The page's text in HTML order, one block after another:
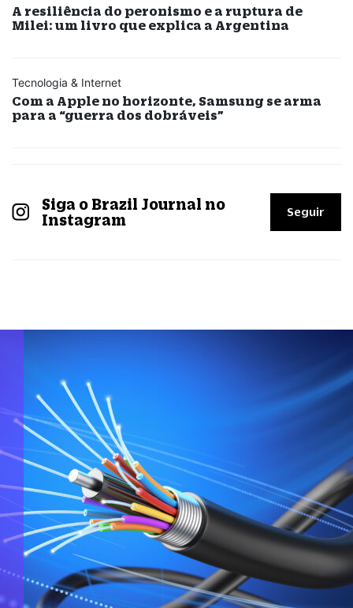
A resiliência do peronismo e a ruptura de
Milei: um livro que explica a Argentina
Tecnologia & Internet
Com a Apple no horizonte, Samsung se arma
para a “guerra dos dobráveis”
Siga o Brazil Journal no
Instagram
Seguir